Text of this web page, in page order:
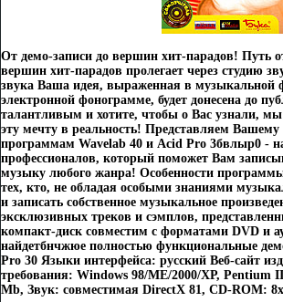
От демо-записи до вершин хит-парадов! Путь
вершин хит-парадов пролегает через студию
звука Ваша идея, выраженная в музыкальной
электронной фонограмме, будет донесена до
талантливым и хотите, чтобы о Вас узнали,
эту мечту в реальность! Представляем
программам Wavelab 40 и Acid Pro 3бвлыр0 -
профессионалов, который поможет Вам
музыку любого жанра! Особенности
тех, кто, не обладая особыми знаниями
и записать собственное музыкальное
эксклюзивных треков и сэмплов,
компакт-диск совместим с форматами DVD и
найдетбнчжюе полностью функциональные
Pro 30 Языки интерфейса: русский Веб-сайт
требования: Windows 98/МЕ/2000/ХР, Pentium
Mb, Звук: совместимая DirectX 81, CD-ROM: